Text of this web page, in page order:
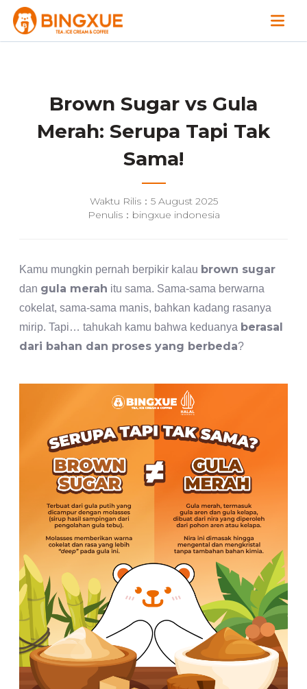
Brown Sugar vs Gula
Merah: Serupa Tapi Tak
Sama!
Waktu Rilis：5 August 2025
Penulis：bingxue indonesia
Kamu mungkin pernah berpikir kalau brown sugar
dan gula merah itu sama. Sama-sama berwarna
cokelat, sama-sama manis, bahkan kadang rasanya
mirip. Tapi… tahukah kamu bahwa keduanya berasal
dari bahan dan proses yang berbeda?